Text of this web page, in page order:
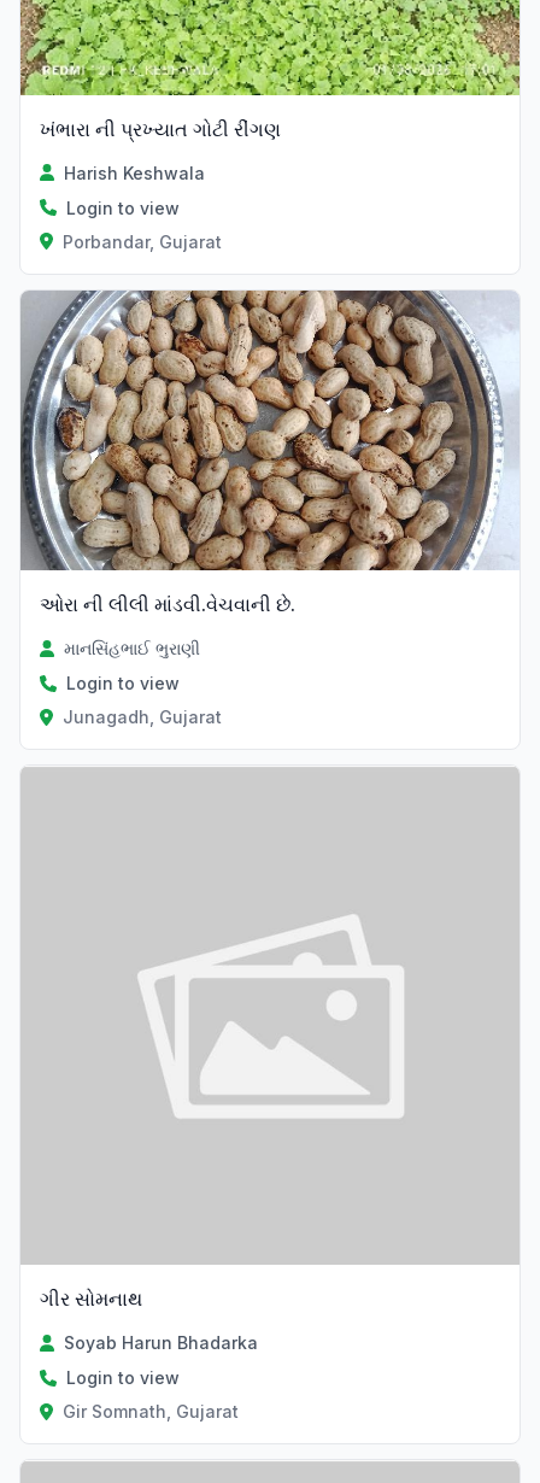
ખંભારા ની પ્રખ્યાત ગોટી રીંગણ
Harish Keshwala
Login to view
Porbandar, Gujarat
ઓરા ની લીલી માંડવી.વેચવાની છે.
માનસિંહભાઈ ભુરાણી
Login to view
Junagadh, Gujarat
ગીર સોમનાથ
Soyab Harun Bhadarka
Login to view
Gir Somnath, Gujarat